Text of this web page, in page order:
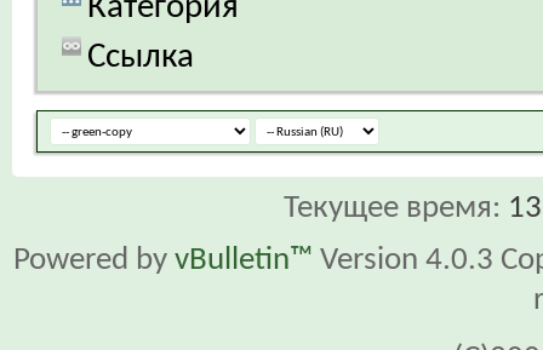
Категория
Ссылка
Текущее время:
Powered by vBulletin™ Version 4.0.3